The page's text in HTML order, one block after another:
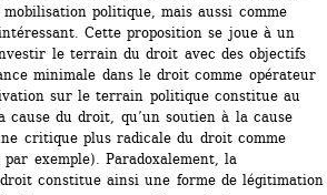
politique, mais aussi comme
Cette proposition se joue à un
le terrain du droit avec des objectifs
minimale dans le droit comme opérateur
sur le terrain politique constitue au
du droit, qu’un soutien à la cause
critique plus radicale du droit comme
exemple). Paradoxalement, la
constitue ainsi une forme de légitimation